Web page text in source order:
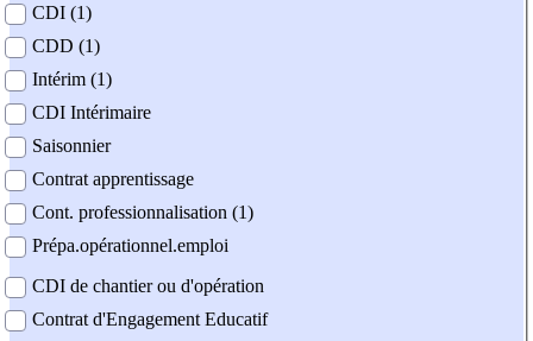
contrat
CDI (1)
CDD (1)
Intérim (1)
CDI Intérimaire
Saisonnier
Contrat apprentissage
Cont. professionnalisation (1)
Prépa.opérationnel.emploi
CDI de chantier ou d'opération
Contrat d'Engagement Educatif